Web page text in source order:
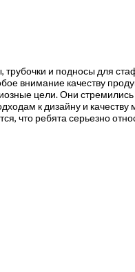
трубочки и подносы для
внимание качеству
цели. Они стремились
к дизайну и качеству
что ребята серьезно